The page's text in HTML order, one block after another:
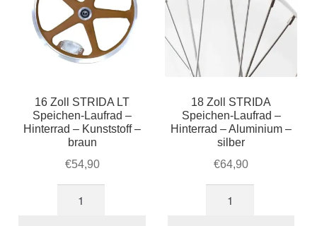
16 Zoll STRIDA LT
Speichen-Laufrad –
Hinterrad – Kunststoff –
braun
€54,90
18 Zoll STRIDA
Speichen-Laufrad –
Hinterrad – Aluminium –
silber
€64,90